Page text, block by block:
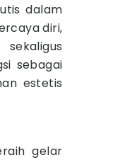
dalam
diri,
sebagai
estetis
gelar